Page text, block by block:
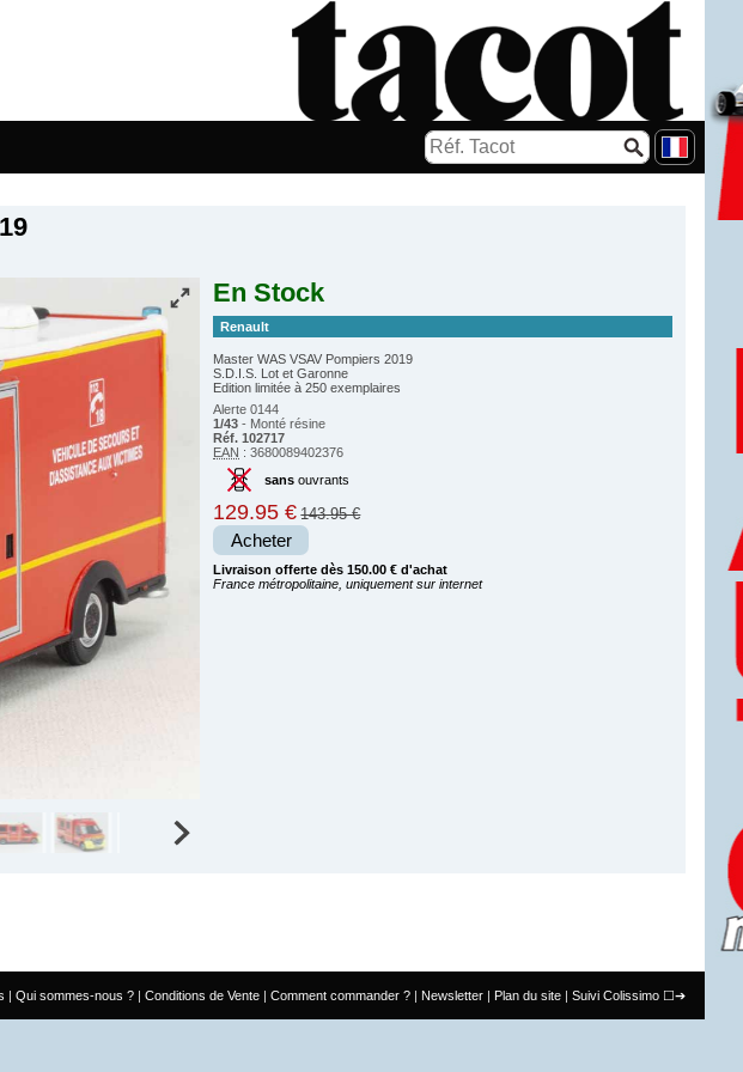
En Stock
Renault
Master WAS VSAV Pompiers 2019
S.D.I.S. Lot et Garonne
Edition limitée à 250 exemplaires
Alerte 0144
1/43 - Monté résine
Réf. 102717
EAN : 3680089402376
sansouvrants
129.95 € 143.95 €
Acheter
Livraison offerte dès 150.00 € d'achat
France métropolitaine, uniquement sur internet
Qui sommes-nous ? Conditions de Vente Comment commander ? Newsletter Plan du site Suivi Colissimo